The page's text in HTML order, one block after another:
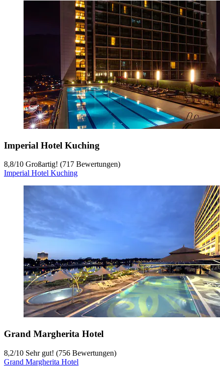
Imperial Hotel Kuching
8,8/10 Großartig! (717 Bewertungen)
Imperial Hotel Kuching
Grand Margherita Hotel
8,2/10 Sehr gut! (756 Bewertungen)
Grand Margherita Hotel